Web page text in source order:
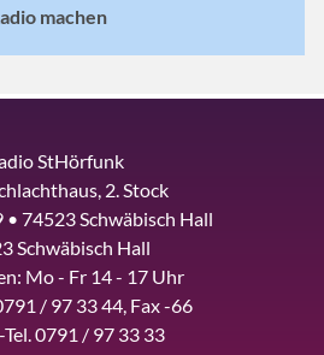
machen
StHörfunk
2. Stock
• 74523 Schwäbisch Hall
Schwäbisch Hall
Mo - Fr 14 - 17 Uhr
/ 97 33 44, Fax -66
0791 / 97 33 33